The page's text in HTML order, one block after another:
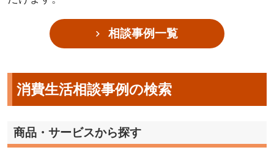
相談事例一覧
消費生活相談事例の検索
商品・サービスから探す